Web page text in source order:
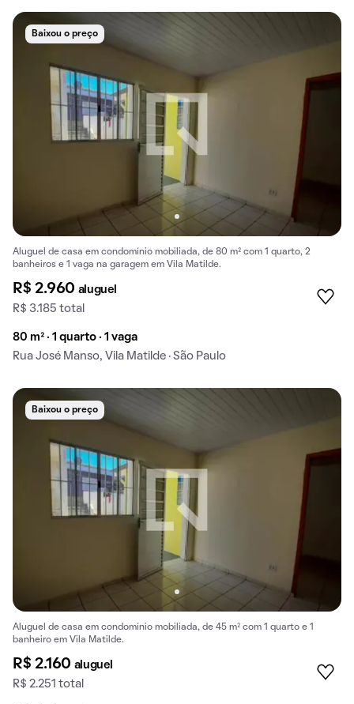
Baixou o preço
Aluguel de casa em condomínio mobiliada, de 80 m² com 1 quarto, 2
banheiros e 1 vaga na garagem em Vila Matilde.
R$ 2.960 aluguel
R$ 3.185 total
80 m² · 1 quarto · 1 vaga
Rua José Manso, Vila Matilde · São Paulo
Baixou o preço
Aluguel de casa em condomínio mobiliada, de 45 m² com 1 quarto e 1
banheiro em Vila Matilde.
R$ 2.160 aluguel
R$ 2.251 total